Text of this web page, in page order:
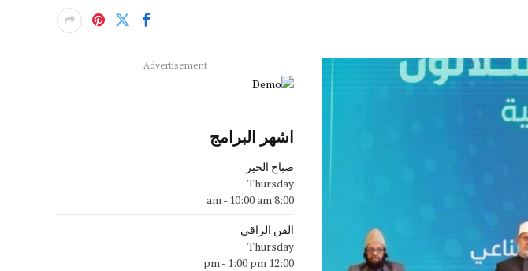
Advertisement
اشهر البرامج
صباح الخير
Thursday
8:00 am
- 10:00 am
الفن الراقي
Thursday
12:00 pm
- 1:00 pm